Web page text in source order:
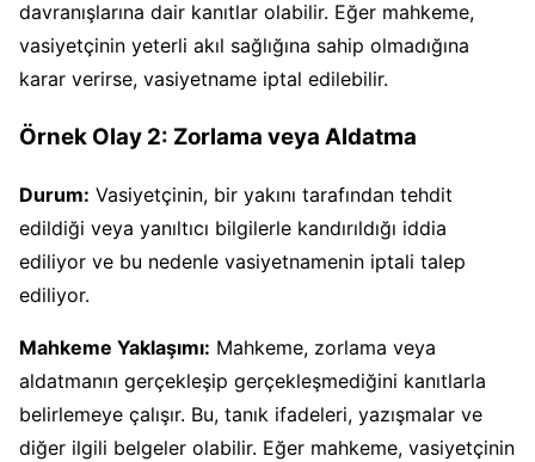
davranışlarına dair kanıtlar olabilir. Eğer mahkeme,
vasiyetçinin yeterli akıl sağlığına sahip olmadığına
karar verirse, vasiyetname iptal edilebilir.
Örnek Olay 2: Zorlama veya Aldatma
Durum: Vasiyetçinin, bir yakını tarafından tehdit
edildiği veya yanıltıcı bilgilerle kandırıldığı iddia
ediliyor ve bu nedenle vasiyetnamenin iptali talep
ediliyor.
Mahkeme Yaklaşımı: Mahkeme, zorlama veya
aldatmanın gerçekleşip gerçekleşmediğini kanıtlarla
belirlemeye çalışır. Bu, tanık ifadeleri, yazışmalar ve
diğer ilgili belgeler olabilir. Eğer mahkeme, vasiyetçinin